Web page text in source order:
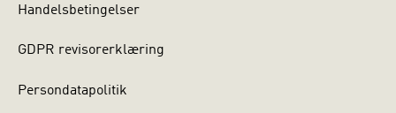
Handelsbetingelser
GDPR revisorerklæring
Persondatapolitik